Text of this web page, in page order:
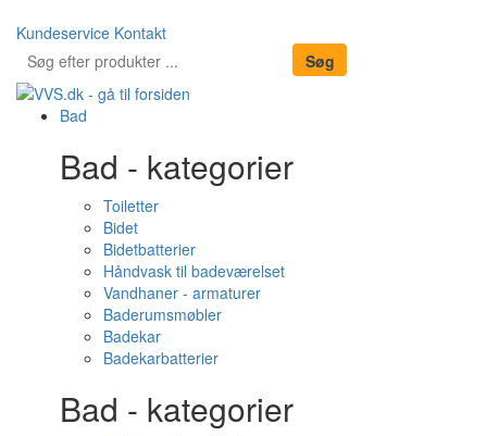
Kundeservice Kontakt
Bad
Bad - kategorier
Toiletter
Bidet
Bidetbatterier
Håndvask til badeværelset
Vandhaner - armaturer
Baderumsmøbler
Badekar
Badekarbatterier
Bad - kategorier